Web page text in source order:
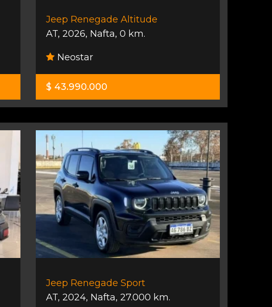
Jeep Renegade Altitude
AT, 2026, Nafta, 0 km.
Neostar
$ 43.990.000
Jeep Renegade Sport
AT, 2024, Nafta, 27.000 km.